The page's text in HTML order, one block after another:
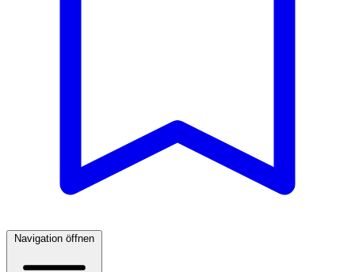
Navigation öffnen